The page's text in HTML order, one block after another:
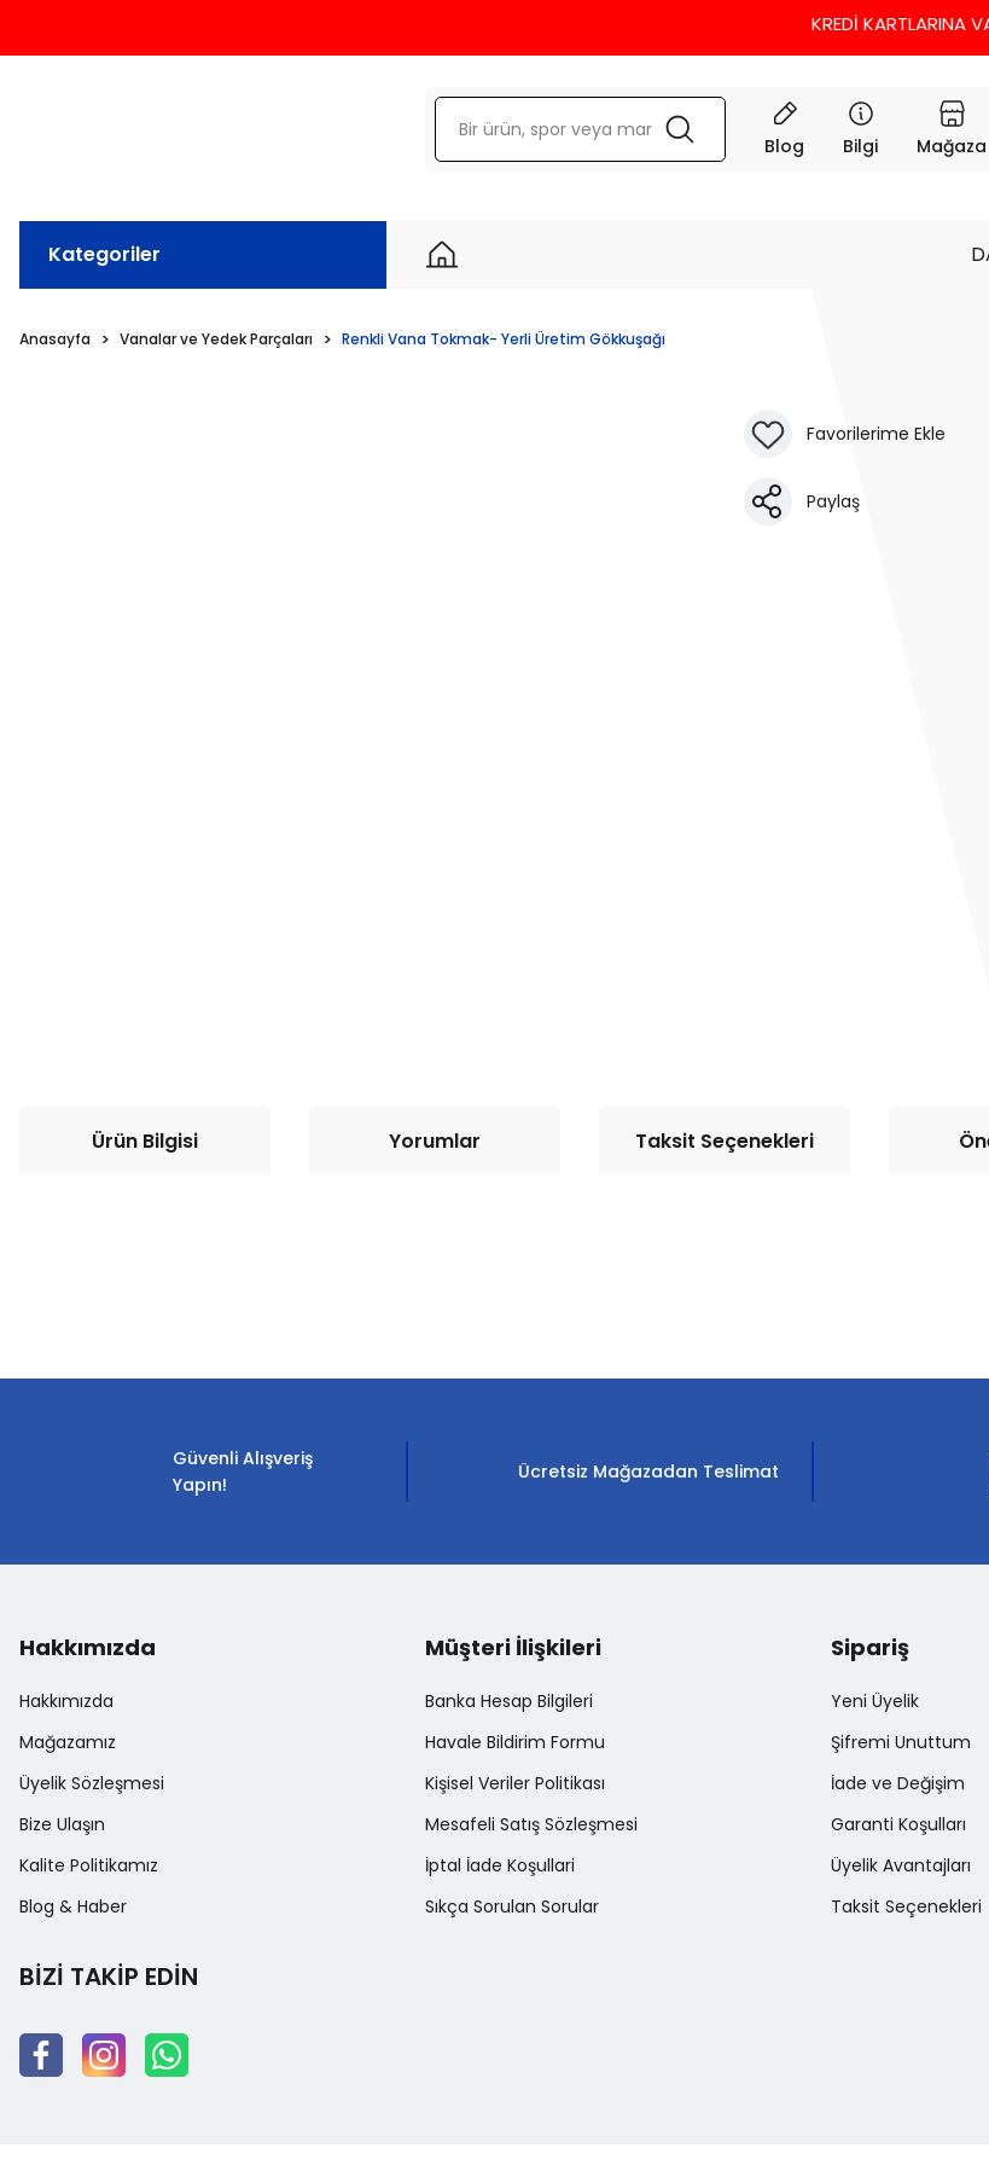
KREDİ KARTLARINA
Blog Bilgi Mağaza
Kategoriler
Anasayfa Vanalar ve Yedek Parçaları Renkli Vana Tokmak- Yerli Üretim Gökkuşağı
Paylaş
Ürün Bilgisi Yorumlar Taksit Seçenekleri
Ürün bilgilerinde hatalar bulunuyor.
Ürün fiyatı diğer sitelerden daha pahalı.
Gönder
Güvenli Alışveriş
Yapın!
Ücretsiz Mağazadan Teslimat
Hakkımızda
Hakkımızda
Mağazamız
Üyelik Sözleşmesi
Bize Ulaşın
Kalite Politikamız
Blog & Haber
Müşteri İlişkileri
Banka Hesap Bilgileri
Havale Bildirim Formu
Kişisel Veriler Politikası
Mesafeli Satış Sözleşmesi
İptal İade Koşullari
Sıkça Sorulan Sorular
Sipariş
Yeni Üyelik
Şifremi Unuttum
İade ve Değişim
Garanti Koşulları
Üyelik Avantajları
Taksit Seçenekleri
BİZİ TAKİP EDİN